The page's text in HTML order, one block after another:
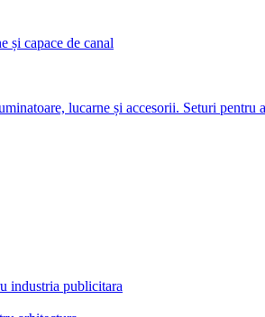
și capace de canal
lucarne și accesorii. Seturi pentru
industria publicitara